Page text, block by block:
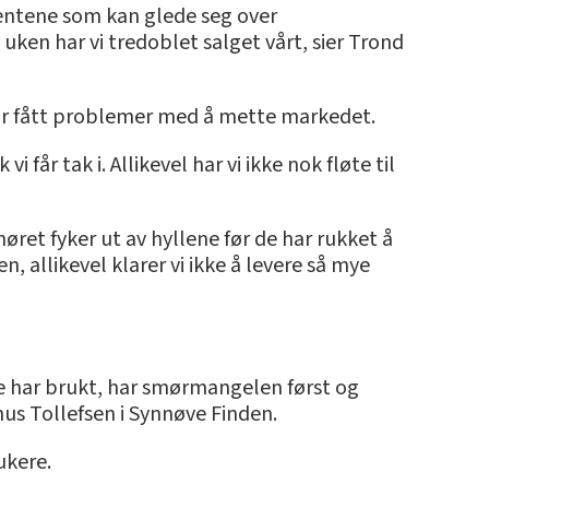
som kan glede seg over
har vi tredoblet salget vårt, sier Trond
fått problemer med å mette markedet.
får tak i. Allikevel har vi ikke nok fløte til
fyker ut av hyllene før de har rukket å
allikevel klarer vi ikke å levere så mye
har brukt, har smørmangelen først og
Tollefsen i Synnøve Finden.